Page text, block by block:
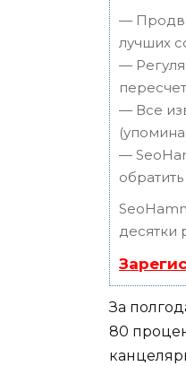
—
лучших
—
— Все
—
десятки
За
80